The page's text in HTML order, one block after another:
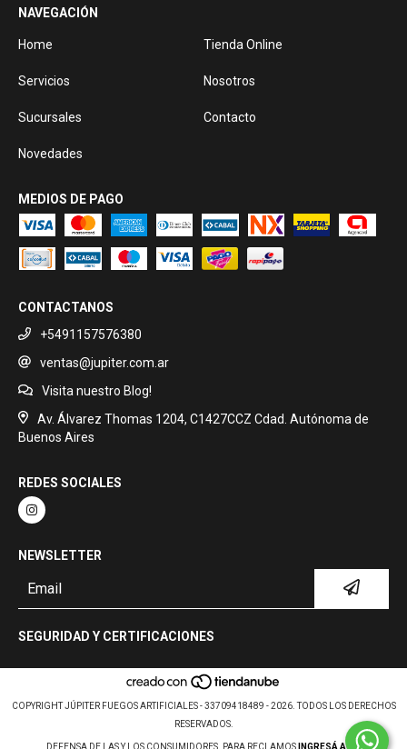
NAVEGACIÓN
Home Tienda Online
Servicios Nosotros
Sucursales Contacto
Novedades
MEDIOS DE PAGO
CONTACTANOS
+5491157576380
ventas@jupiter.com.ar
Visita nuestro Blog!
Av. Álvarez Thomas 1204, C1427CCZ Cdad. Autónoma de
Buenos Aires
REDES SOCIALES
NEWSLETTER
SEGURIDAD Y CERTIFICACIONES
COPYRIGHT JÚPITER FUEGOS ARTIFICIALES - 33709418489 - 2026. TODOS LOS DERECHOS
RESERVADOS.
DEFENSA DE LAS Y LOS CONSUMIDORES. PARA RECLAMOS INGRESÁ ACÁ.